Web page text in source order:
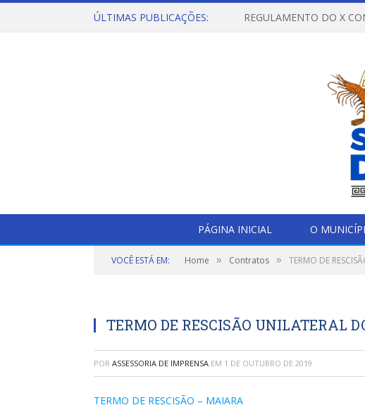
ÚLTIMAS PUBLICAÇÕES:
PÁGINA INICIAL O
VOCÊ ESTÁ EM: Home » Contratos » TERMO DE
TERMO DE RESCISÃO UNILATERAL
POR ASSESSORIA DE IMPRENSA EM 1 DE OUTUBRO DE 2019
TERMO DE RESCISÃO – MAIARA